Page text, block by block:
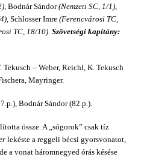
, Bodnár Sándor(Nemzeti SC, 1/1),
, Schlosser Imre (Ferencvárosi TC,
TC, 18/10). Szövetségi kapitány:
Tekusch – Weber, Reichl, K. Tekusch
Mayringer.
Bodnár Sándor (82.p.).
össze. A „sógorok” csak tíz
lekéste a reggeli bécsi gyorsvonatot,
a vonat háromnegyed órás késése